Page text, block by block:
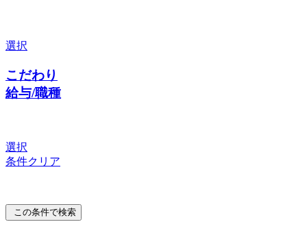
選択
こだわり
給与/職種
選択
条件クリア
この条件で検索